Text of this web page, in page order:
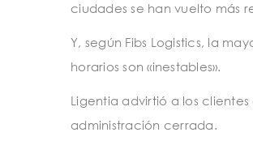
ciudades se han vuelto más
Y, según Fibs Logistics, la
horarios son «inestables».
Ligentia advirtió a los
administración cerrada.